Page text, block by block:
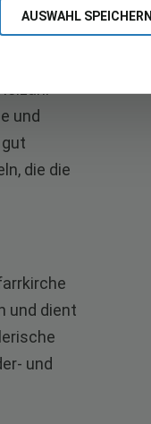
und
die die
und dient
und
AUSWAHL SPEICHERN